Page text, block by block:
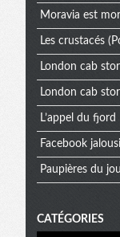
Moravia est
Les crustacés
London cab
London cab
L’appel du fjord
Facebook
Paupières du
CATÉGORIES